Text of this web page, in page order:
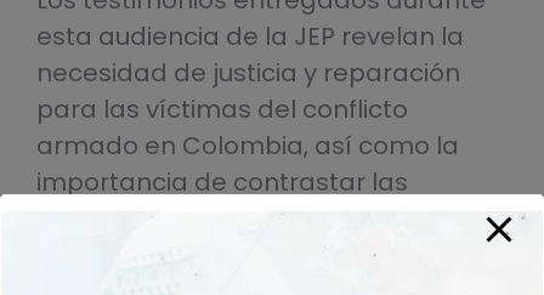
esta audiencia de la JEP revelan la
necesidad de justicia y reparación
para las víctimas del conflicto
armado en Colombia, así como la
importancia de contrastar las
versiones de los perpetradores con la
realidad vivida por los sobrevivientes.